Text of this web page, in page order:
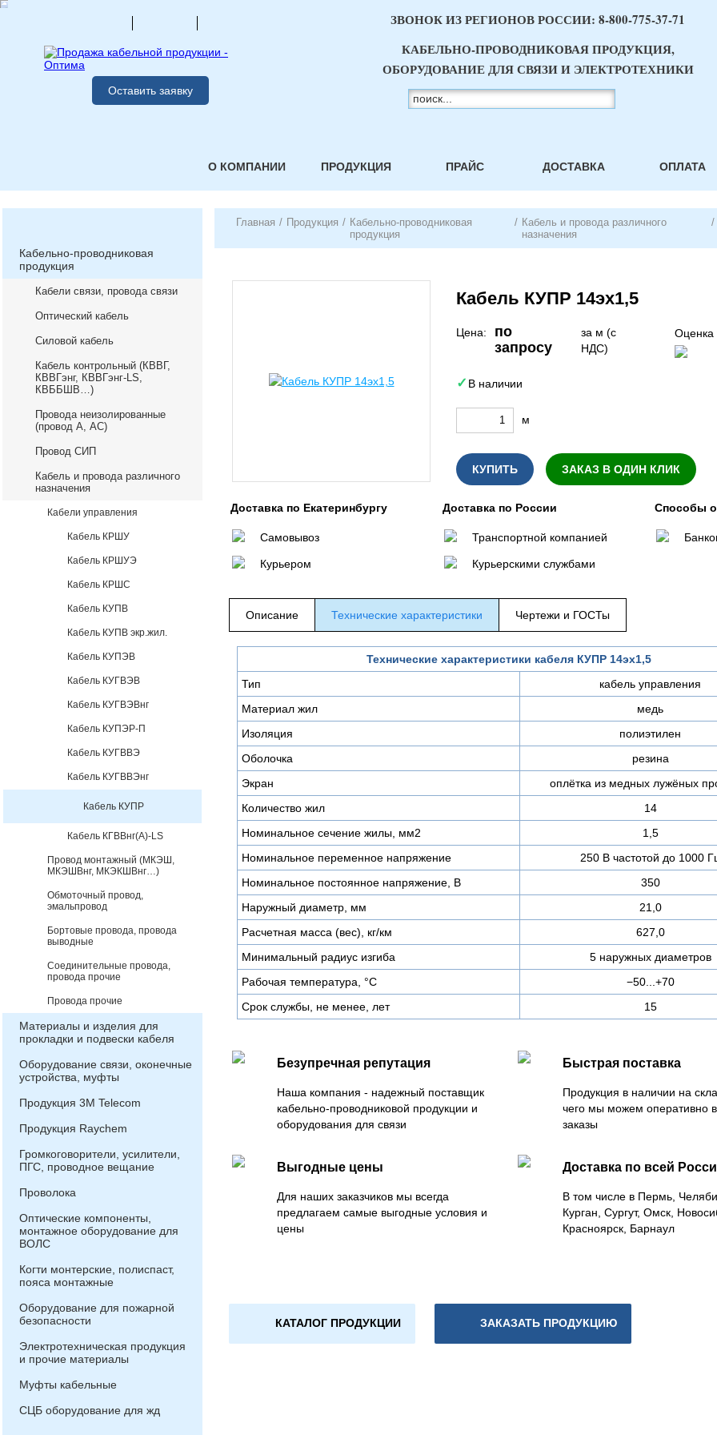
Оставить заявку
ЗВОНОК ИЗ РЕГИОНОВ РОССИИ: 8-800-775-37-71
КАБЕЛЬНО-ПРОВОДНИКОВАЯ ПРОДУКЦИЯ,
ОБОРУДОВАНИЕ ДЛЯ СВЯЗИ И ЭЛЕКТРОТЕХНИКИ
О КОМПАНИИ ПРОДУКЦИЯ ПРАЙС ДОСТАВКА ОПЛАТА
Кабельно-проводниковая
продукция
Кабели связи, провода связи
Оптический кабель
Силовой кабель
Кабель контрольный (КВВГ,
КВВГэнг, КВВГэнг-LS,
КВББШВ…)
Провода неизолированные
(провод А, АС)
Провод СИП
Кабель и провода различного
назначения
Кабели управления
Кабель КРШУ
Кабель КРШУЭ
Кабель КРШС
Кабель КУПВ
Кабель КУПВ экр.жил.
Кабель КУПЭВ
Кабель КУГВЭВ
Кабель КУГВЭВнг
Кабель КУПЭР-П
Кабель КУГВВЭ
Кабель КУГВВЭнг
Кабель КУПР
Кабель КГВВнг(А)-LS
Провод монтажный (МКЭШ,
МКЭШВнг, МКЭКШВнг…)
Обмоточный провод,
эмальпровод
Бортовые провода, провода
выводные
Соединительные провода,
провода прочие
Провода прочие
Материалы и изделия для
прокладки и подвески кабеля
Оборудование связи, оконечные
устройства, муфты
Продукция 3М Telecom
Продукция Raychem
Громкоговорители, усилители,
ПГС, проводное вещание
Проволока
Оптические компоненты,
монтажное оборудование для
ВОЛС
Когти монтерские, полиспаст,
пояса монтажные
Оборудование для пожарной
безопасности
Электротехническая продукция
и прочие материалы
Муфты кабельные
СЦБ оборудование для жд
Главная / Продукция / Кабельно-проводниковая
продукция
/ Кабель и провода различного
назначения
/
Кабель КУПР 14эх1,5
Цена:
по
запросу
за м (с
НДС)
Оценка
В наличии
м
КУПИТЬ ЗАКАЗ В ОДИН КЛИК
Доставка по Екатеринбургу
Самовывоз
Курьером
Доставка по России
Транспортной компанией
Курьерскими службами
Способы
Описание Технические характеристики Чертежи и ГОСТы
Технические характеристики кабеля КУПР 14эх1,5
Тип
кабель управления
Материал жил
медь
Изоляция
полиэтилен
Оболочка
резина
Экран
оплётка из медных лужёных
Количество жил
14
Номинальное сечение жилы, мм2
1,5
Номинальное переменное напряжение
250 В частотой до 1000
Номинальное постоянное напряжение, В
350
Наружный диаметр, мм
21,0
Расчетная масса (вес), кг/км
627,0
Минимальный радиус изгиба
5 наружных диаметров
Рабочая температура, °C
−50...+70
Срок службы, не менее, лет
15
Безупречная репутация
Наша компания - надежный поставщик
кабельно-проводниковой продукции и
оборудования для связи
Быстрая поставка
Продукция в наличии на
чего мы можем оперативно
заказы
Выгодные цены
Для наших заказчиков мы всегда
предлагаем самые выгодные условия и
цены
Доставка по всей
В том числе в Пермь,
Курган, Сургут, Омск,
Красноярск, Барнаул
КАТАЛОГ ПРОДУКЦИИ ЗАКАЗАТЬ ПРОДУКЦИЮ